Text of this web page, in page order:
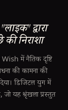
द्वारा
निराशा
Wish में नैतिक दृष्टि
की कामना की
डिजिटल युग में
यह श्रृंखला प्रस्तुत